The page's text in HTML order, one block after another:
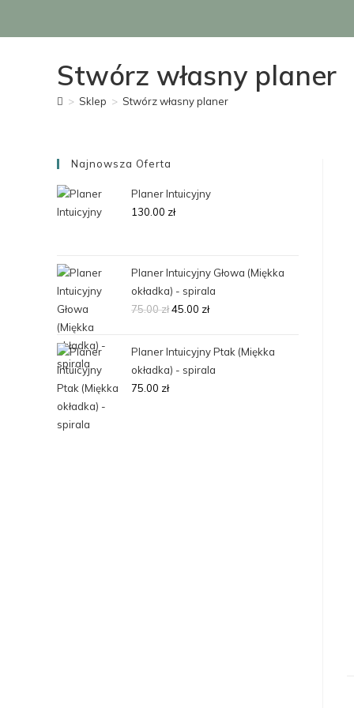
Stwórz własny planer
> Sklep > Stwórz własny planer
Najnowsza Oferta
Planer Intuicyjny
130.00 zł
Planer Intuicyjny Głowa (Miękka
okładka) - spirala
75.00zł45.00 zł
Planer Intuicyjny Ptak (Miękka
okładka) - spirala
75.00 zł